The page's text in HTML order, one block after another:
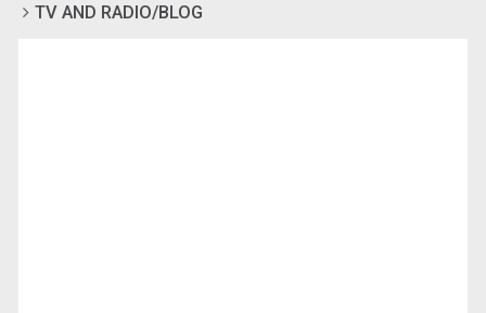
TV AND RADIO/BLOG